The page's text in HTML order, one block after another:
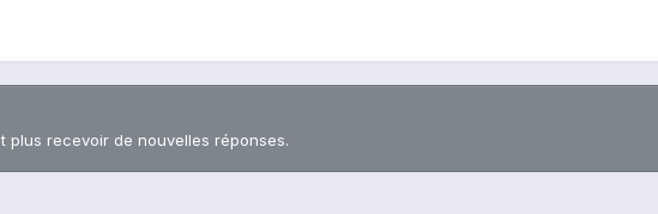
plus recevoir de nouvelles réponses.